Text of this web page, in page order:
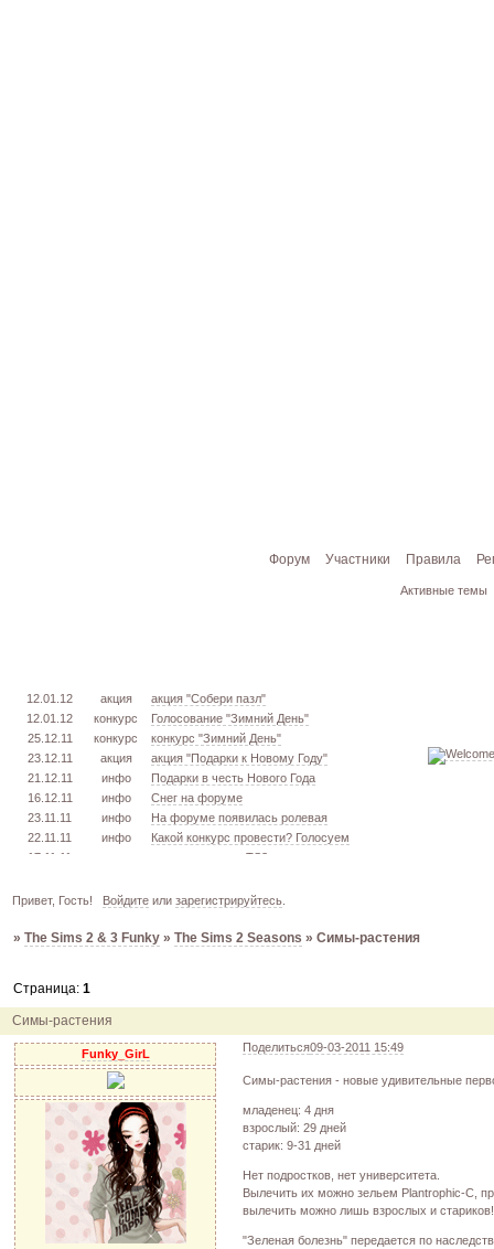
Форум Участники Правила
Активные темы
12.01.12 акция
акция "Собери пазл"
12.01.12
конкурс
Голосование "Зимний День"
25.12.11
конкурс
конкурс "Зимний День"
23.12.11
акция
акция "Подарки к Новому Году"
21.12.11
инфо
Подарки в честь Нового Года
16.12.11
инфо
Снег на форуме
23.11.11
инфо
На форуме появилась ролевая
22.11.11
инфо
Какой конкурс провести? Голосуем
17.11.11
извлекаем меш. TS3
15.11.11
урок
создаём свою обувь! TS3
03.10.11
инфо
город из GTA VC в игре TS3
12.04.11
04.04.11
акция
04.04.11
акция акция "Downloads"
Привет, Гость! Войдитеили зарегистрируйтесь.
»The Sims 2 & 3 Funky »The Sims 2 Seasons »Симы-растения
Симы-растения
Страница:1
Поделиться09-03-2011 15:49
Funky_GirL
Симы-растения - новые удивительные
младенец: 4 дня
взрослый: 29 дней
старик: 9-31 дней
Нет подростков, нет университета.
Вылечить их можно зельем Plantrophic-C,
вылечить можно лишь взрослых и стариков!
"Зеленая болезнь" передается по